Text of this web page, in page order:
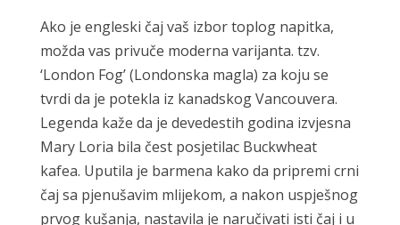
Ako je engleski čaj vaš izbor toplog napitka,
možda vas privuče moderna varijanta. tzv.
‘London Fog’ (Londonska magla) za koju se
tvrdi da je potekla iz kanadskog Vancouvera.
Legenda kaže da je devedestih godina izvjesna
Mary Loria bila čest posjetilac Buckwheat
kafea. Uputila je barmena kako da pripremi crni
čaj sa pjenušavim mlijekom, a nakon uspješnog
prvog kušanja, nastavila je naručivati isti čaj i u